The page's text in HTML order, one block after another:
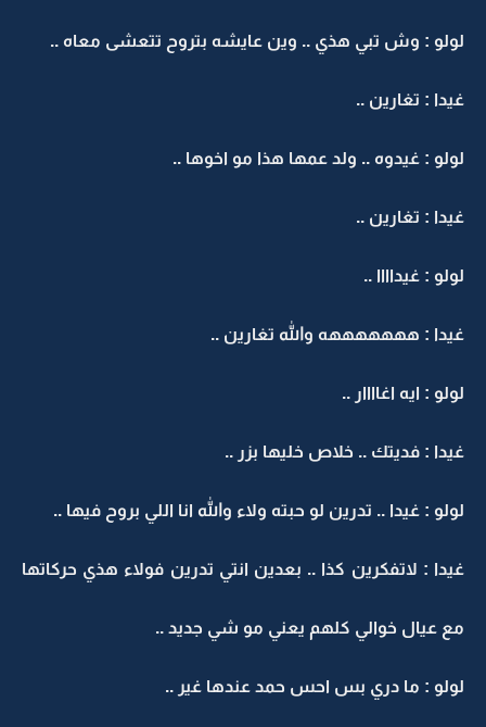
لولو : وش تبي هذي .. وين عايشه بتروح تتعشى معاه ..
غيدا : تغارين ..
لولو : غيدوه .. ولد عمها هذا مو اخوها ..
غيدا : تغارين ..
لولو : غيداااا ..
غيدا : هههههههه والله تغارين ..
لولو : ايه اغاااار ..
غيدا : فديتك .. خلاص خليها بزر ..
لولو : غيدا .. تدرين لو حبته ولاء والله انا اللي بروح فيها ..
غيدا : لاتفكرين كذا .. بعدين انتي تدرين فولاء هذي حركاتها
مع عيال خوالي كلهم يعني مو شي جديد ..
لولو : ما دري بس احس حمد عندها غير ..